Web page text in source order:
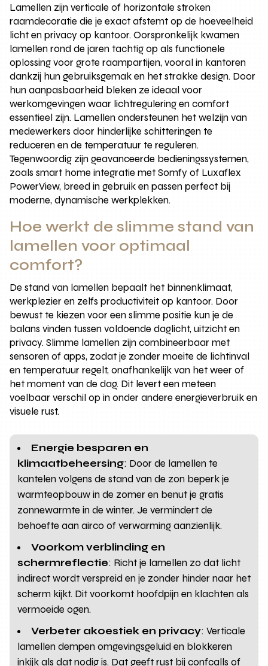
Lamellen zijn verticale of horizontale stroken
raamdecoratie die je exact afstemt op de hoeveelheid
licht en privacy op kantoor. Oorspronkelijk kwamen
lamellen rond de jaren tachtig op als functionele
oplossing voor grote raampartijen, vooral in kantoren
dankzij hun gebruiksgemak en het strakke design. Door
hun aanpasbaarheid bleken ze ideaal voor
werkomgevingen waar lichtregulering en comfort
essentieel zijn. Lamellen ondersteunen het welzijn van
medewerkers door hinderlijke schitteringen te
reduceren en de temperatuur te reguleren.
Tegenwoordig zijn geavanceerde bedieningssystemen,
zoals smart home integratie met Somfy of Luxaflex
PowerView, breed in gebruik en passen perfect bij
moderne, dynamische werkplekken.
Hoe werkt de slimme stand van
lamellen voor optimaal
comfort?
De stand van lamellen bepaalt het binnenklimaat,
werkplezier en zelfs productiviteit op kantoor. Door
bewust te kiezen voor een slimme positie kun je de
balans vinden tussen voldoende daglicht, uitzicht en
privacy. Slimme lamellen zijn combineerbaar met
sensoren of apps, zodat je zonder moeite de lichtinval
en temperatuur regelt, onafhankelijk van het weer of
het moment van de dag. Dit levert een meteen
voelbaar verschil op in onder andere energieverbruik en
visuele rust.
Energie besparen en
klimaatbeheersing: Door de lamellen te
kantelen volgens de stand van de zon beperk je
warmteopbouw in de zomer en benut je gratis
zonnewarmte in de winter. Je vermindert de
behoefte aan airco of verwarming aanzienlijk.
Voorkom verblinding en
schermreflectie: Richt je lamellen zo dat licht
indirect wordt verspreid en je zonder hinder naar het
scherm kijkt. Dit voorkomt hoofdpijn en klachten als
vermoeide ogen.
Verbeter akoestiek en privacy: Verticale
lamellen dempen omgevingsgeluid en blokkeren
inkijk als dat nodig is. Dat geeft rust bij confcalls of